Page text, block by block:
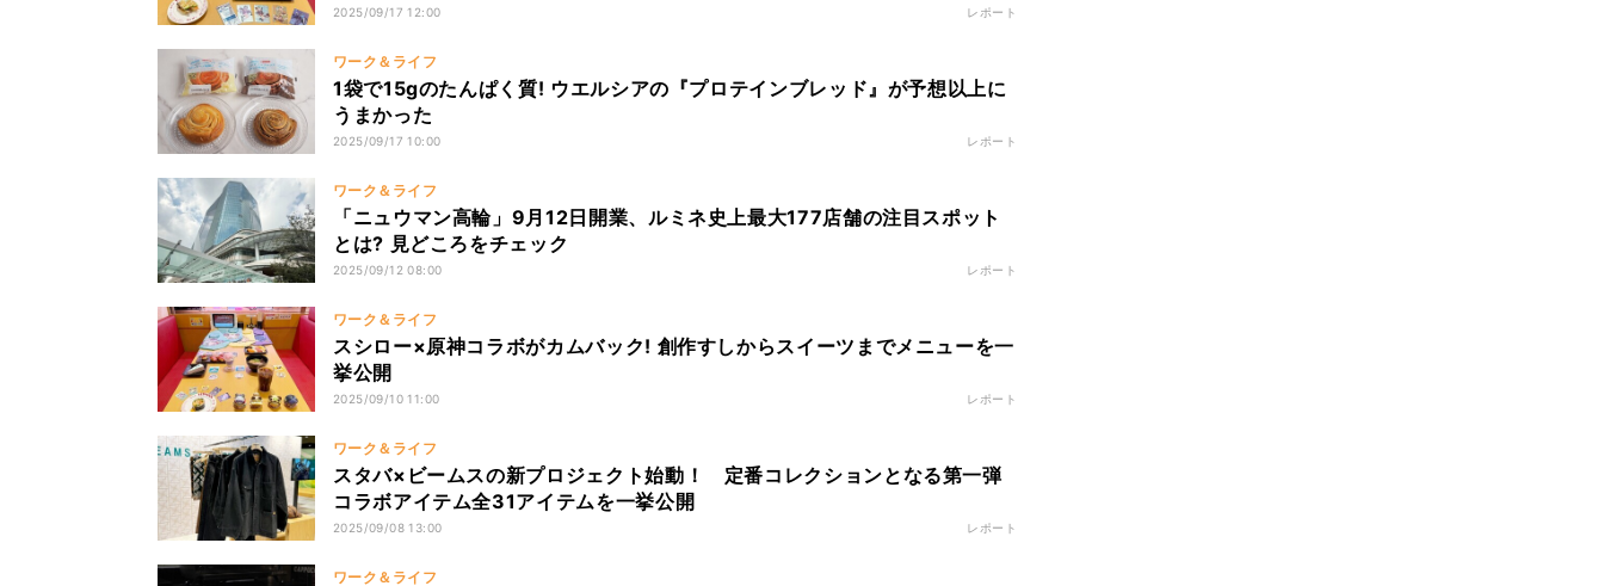
2025/09/17 12:00 レポート
ワーク＆ライフ
1袋で15gのたんぱく質! ウエルシアの『プロテインブレッド』が予想以上に
うまかった
2025/09/17 10:00 レポート
ワーク＆ライフ
「ニュウマン高輪」9月12日開業、ルミネ史上最大177店舗の注目スポット
とは? 見どころをチェック
2025/09/12 08:00 レポート
ワーク＆ライフ
スシロー×原神コラボがカムバック! 創作すしからスイーツまでメニューを一
挙公開
2025/09/10 11:00 レポート
ワーク＆ライフ
スタバ×ビームスの新プロジェクト始動！ 定番コレクションとなる第一弾
コラボアイテム全31アイテムを一挙公開
2025/09/08 13:00 レポート
ワーク＆ライフ